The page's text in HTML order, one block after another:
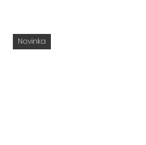
Novinka